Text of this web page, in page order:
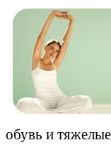
обувь и